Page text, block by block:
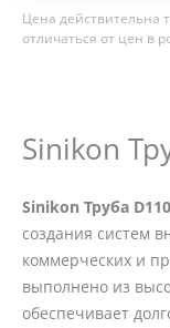
Цена действительна
отличаться от цен в
Sinikon
Sinikon Труба
создания систем
коммерческих и
выполнено из
обеспечивает